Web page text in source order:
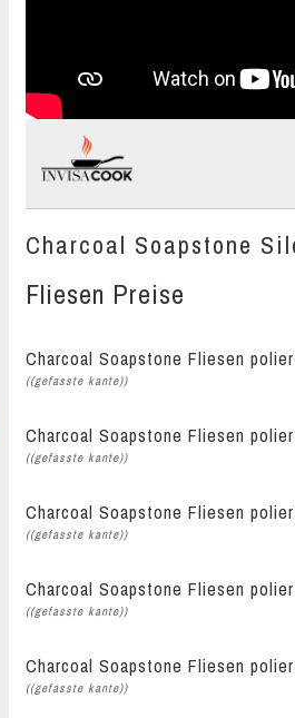
Charcoal Soapstone
Fliesen Preise
Charcoal Soapstone Fliesen
((gefasste kante))
Charcoal Soapstone Fliesen
((gefasste kante))
Charcoal Soapstone Fliesen
((gefasste kante))
Charcoal Soapstone Fliesen
((gefasste kante))
Charcoal Soapstone Fliesen
((gefasste kante))